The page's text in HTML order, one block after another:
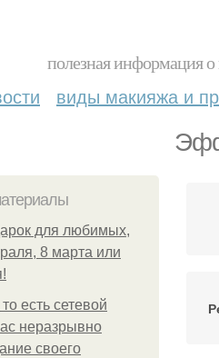
полезная информация
виды макияжа и
для любимых,
8 марта или
есть сетевой
неразрывно
своего